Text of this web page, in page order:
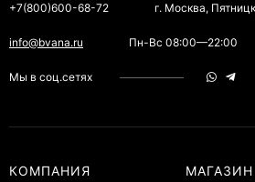
+7(800)600-68-72 г. Москва,
info@bvana.ru Пн-Вс 08:00—22:00
Мы в соц.сетях
КОМПАНИЯ МАГАЗИН